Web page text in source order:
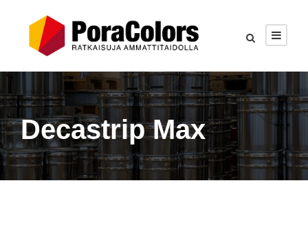
Decastrip Max